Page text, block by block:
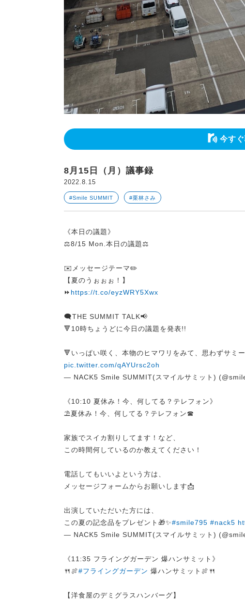
今すぐ
8月15日（月）議事録
2022.8.15
#Smile SUMMIT #栗林さみ
《本日の議題》
⚖️8/15 Mon.本日の議題⚖️
✉️メッセージテーマ✏️
【夏のうぉぉぉ！】
⏩ https://t.co/eyzWRY5Xwx
🗨️THE SUMMIT TALK📢
🔻10時ちょうどに今日の議題を発表!!
🔻いっぱい咲く、本物のヒマワリをみて、思わずサミ
pic.twitter.com/qAYUrsc2oh
— NACK5 Smile SUMMIT(スマイルサミット)
《10:10 夏休み！今、何してる？テレフォン》
⛱️夏休み！今、何してる？テレフォン☎
家族でスイカ割りしてます！など、
この時間何しているのか教えてください！
電話してもいいよという方は、
メッセージフォームからお願いします📩
出演していただいた方には、
この夏の記念品をプレゼント🎁✨#smile795 #nack5
— NACK5 Smile SUMMIT(スマイルサミット)
《11:35 フライングガーデン 爆ハンサミット》
🍴🍖#フライングガーデン 爆ハンサミット🍖🍴
【洋食屋のデミグラスハンバーグ】